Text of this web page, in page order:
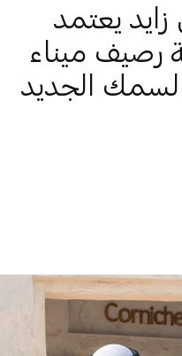
يعتمد
رصيف ميناء
الجديد